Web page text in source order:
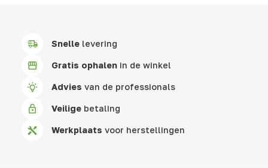
Snelle levering
Gratis ophalen in de winkel
Advies van de professionals
Veilige betaling
Werkplaats voor herstellingen